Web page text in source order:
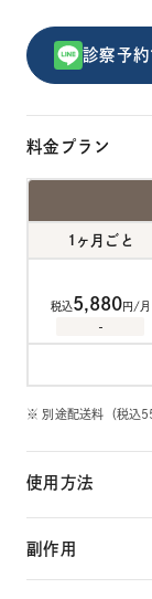
診察予約
料金プラン
1ヶ月ごと
税込 5,880円/月
-
※ 別途配送料（税込
使用方法
1日1錠を、お好き
詳細を確認する
副作用
稀ではありますが